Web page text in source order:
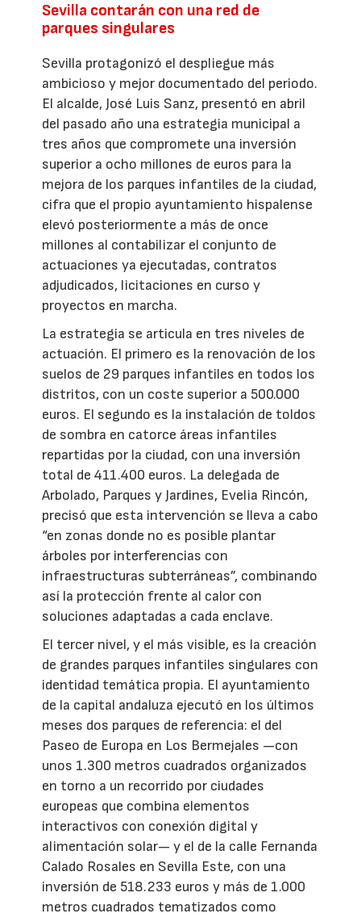
Sevilla contarán con una red de
parques singulares
Sevilla protagonizó el despliegue más
ambicioso y mejor documentado del periodo.
El alcalde, José Luis Sanz, presentó en abril
del pasado año una estrategia municipal a
tres años que compromete una inversión
superior a ocho millones de euros para la
mejora de los parques infantiles de la ciudad,
cifra que el propio ayuntamiento hispalense
elevó posteriormente a más de once
millones al contabilizar el conjunto de
actuaciones ya ejecutadas, contratos
adjudicados, licitaciones en curso y
proyectos en marcha.
La estrategia se articula en tres niveles de
actuación. El primero es la renovación de los
suelos de 29 parques infantiles en todos los
distritos, con un coste superior a 500.000
euros. El segundo es la instalación de toldos
de sombra en catorce áreas infantiles
repartidas por la ciudad, con una inversión
total de 411.400 euros. La delegada de
Arbolado, Parques y Jardines, Evelia Rincón,
precisó que esta intervención se lleva a cabo
“en zonas donde no es posible plantar
árboles por interferencias con
infraestructuras subterráneas”, combinando
así la protección frente al calor con
soluciones adaptadas a cada enclave.
El tercer nivel, y el más visible, es la creación
de grandes parques infantiles singulares con
identidad temática propia. El ayuntamiento
de la capital andaluza ejecutó en los últimos
meses dos parques de referencia: el del
Paseo de Europa en Los Bermejales —con
unos 1.300 metros cuadrados organizados
en torno a un recorrido por ciudades
europeas que combina elementos
interactivos con conexión digital y
alimentación solar— y el de la calle Fernanda
Calado Rosales en Sevilla Este, con una
inversión de 518.233 euros y más de 1.000
metros cuadrados tematizados como